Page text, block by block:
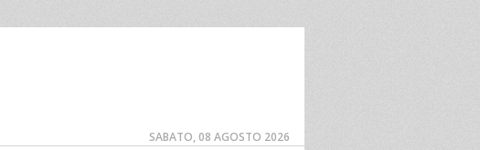
SABATO, 08 AGOSTO 2026